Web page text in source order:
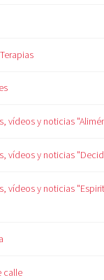
vídeos y noticias
vídeos y noticias
vídeos y noticias
calle